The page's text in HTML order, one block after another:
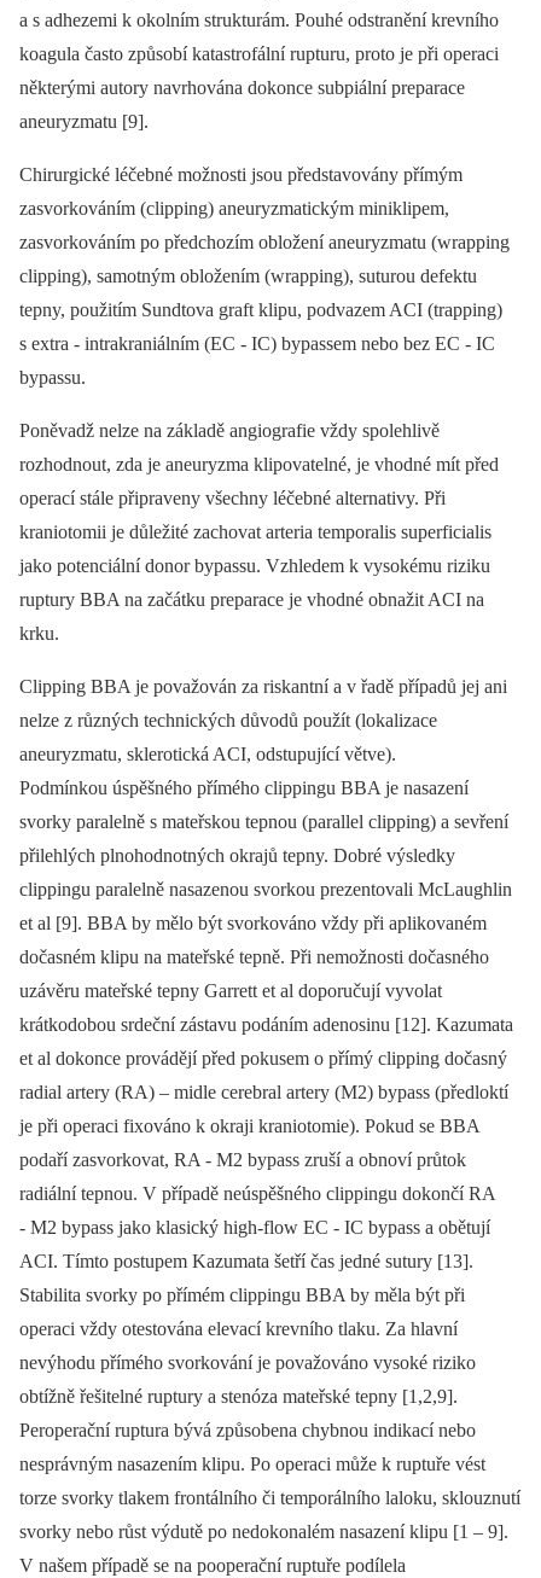
a s adhezemi k okolním strukturám. Pouhé odstranění krevního
koagula často způsobí katastrofální rupturu, proto je při operaci
ně­kte­rými autory navrhována dokonce subpiální preparace
aneuryzmatu [9].
Chirurgické léčebné možnosti jsou představovány přímým
zasvorkováním (clipping) aneuryzmatickým miniklipem,
zasvorkováním po předchozím obložení aneuryzmatu (wrapping
clipping), samotným obložením (wrapping), suturou defektu
tepny, použitím Sundtova graft klipu, podvazem ACI (trapping)
s extra ‑⁠ intrakraniálním (EC ‑⁠ IC) bypassem nebo bez EC ‑⁠ IC
bypassu.
Poněvadž nelze na základě angiografie vždy spolehlivě
rozhodnout, zda je aneuryzma klipovatelné, je vhodné mít před
operací stále připraveny všechny léčebné alternativy. Při
kraniotomii je důležité zachovat arteria temporalis superficialis
jako potenciální donor bypassu. Vzhledem k vysokému riziku
ruptury BBA na začátku preparace je vhodné obnažit ACI na
krku.
Clipping BBA je považován za riskantní a v řadě případů jej ani
nelze z různých technických důvodů použít (lokalizace
aneuryzmatu, sklerotická ACI, odstupující větve).
Podmínkou úspěšného přímého clippingu BBA je nasazení
svorky paralelně s mateřskou tepnou (parallel clipping) a sevření
přilehlých plnohodnotných okrajů tepny. Dobré výsledky
clippingu paralelně nasazenou svorkou prezentovali McLaughlin
et al [9]. BBA by mělo být svorkováno vždy při aplikovaném
dočasném klipu na mateřské tepně. Při nemožnosti dočasného
uzávěru mateřské tepny Garrett et al doporučují vyvolat
krátkodobou srdeční zástavu podáním adenosinu [12]. Kazumata
et al dokonce provádějí před pokusem o přímý clipping dočasný
radial artery (RA) –⁠ midle cerebral artery (M2) bypass (předloktí
je při operaci fixováno k okraji kraniotomie). Pokud se BBA
podaří zasvorkovat, RA ‑⁠ M2 bypass zruší a obnoví průtok
radiální tepnou. V případě neúspěšného clippingu dokončí RA
‑⁠ M2 bypass jako klasický high‑flow EC ‑⁠ IC bypass a obětují
ACI. Tímto postupem Kazumata šetří čas jedné sutury [13].
Stabilita svorky po přímém clippingu BBA by měla být při
operaci vždy otestována elevací krevního tlaku. Za hlavní
nevýhodu přímého svorkování je považováno vysoké riziko
obtížně řešitelné ruptury a stenóza mateřské tepny [1,2,9].
Peroperační ruptura bývá způsobena chybnou indikací nebo
nesprávným nasazením klipu. Po operaci může k ruptuře vést
torze svorky tlakem frontálního či temporálního laloku, sklouznutí
svorky nebo růst výdutě po nedokonalém nasazení klipu [1 –⁠ 9].
V našem případě se na pooperační ruptuře podílela